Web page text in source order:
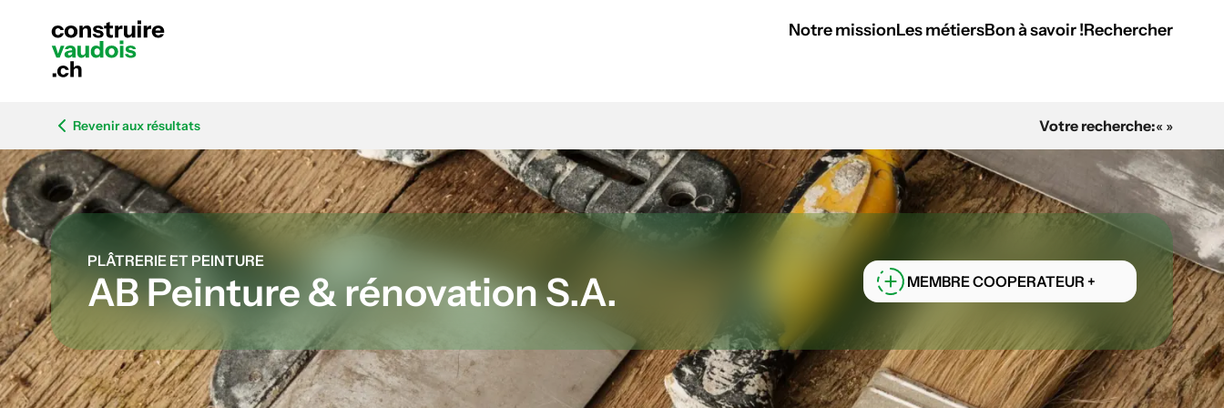
Notre missionLes métiersBon à savoir !Rechercher
Revenir aux résultats Votre recherche:« »
PLÂTRERIE ET PEINTURE
AB Peinture & rénovation S.A. MEMBRE COOPERATEUR +